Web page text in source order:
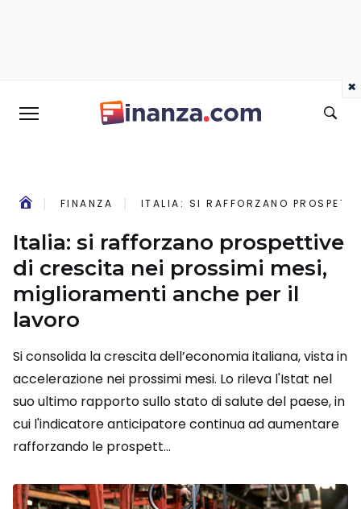
FINANZA ITALIA: SI RAFFORZANO
Italia: si rafforzano prospettive
di crescita nei prossimi mesi,
miglioramenti anche per il
lavoro
Si consolida la crescita dell’economia italiana, vista in
accelerazione nei prossimi mesi. Lo rileva l'Istat nel
suo ultimo rapporto sullo stato di salute del paese, in
cui l'indicatore anticipatore continua ad aumentare
rafforzando le prospett...
×